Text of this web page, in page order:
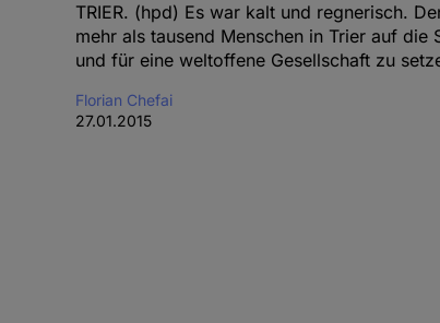
TRIER. (hpd) Es war kalt und regnerisch.
mehr als tausend Menschen in Trier auf die
und für eine weltoffene Gesellschaft zu
Florian Chefai
27.01.2015